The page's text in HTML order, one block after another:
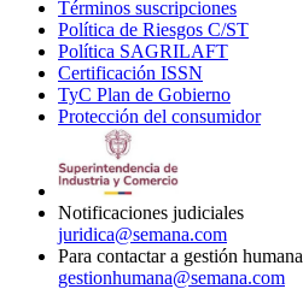
new
window
Términos suscripciones
in
Política de Riesgos C/ST
Política SAGRILAFT
new
window
Certificación ISSN
in
new
TyC Plan de Gobierno
in
Protección del consumidorOpens
Notificaciones judiciales
juridica@semana.com
Para contactar a gestión humana
gestionhumana@semana.com